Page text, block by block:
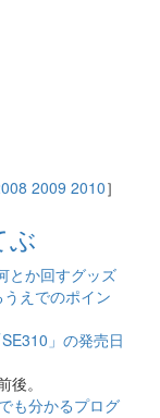
2009 2010］
とか回すグッズ
えでのポイン
」の発売日
。
も分かるプログ